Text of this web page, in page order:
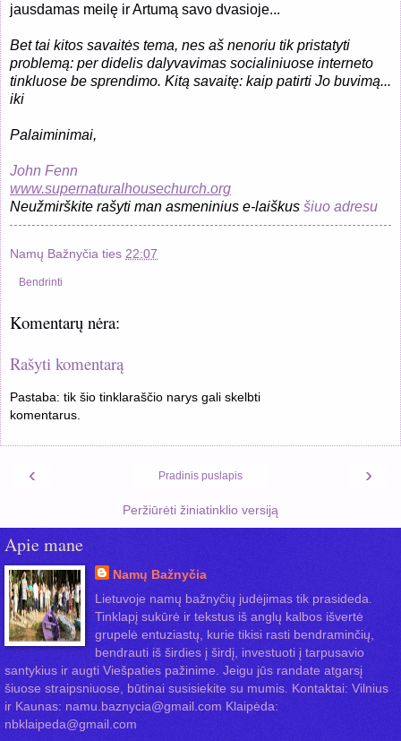
jausdamas meilę ir Artumą savo dvasioje...
Bet tai kitos savaitės tema, nes aš nenoriu tik pristatyti
problemą: per didelis dalyvavimas socialiniuose interneto
tinkluose be sprendimo. Kitą savaitę: kaip patirti Jo buvimą...
iki
Palaiminimai,
John Fenn
www.supernaturalhousechurch.org
Neužmirškite rašyti man asmeninius e-laiškus šiuo adresu
Namų Bažnyčia ties 22:07
Bendrinti
Komentarų nėra:
Rašyti komentarą
Pastaba: tik šio tinklaraščio narys gali skelbti
komentarus.
‹ ›
Pradinis puslapis
Peržiūrėti žiniatinklio versiją
Apie mane
Namų Bažnyčia
Lietuvoje namų bažnyčių judėjimas tik prasideda.
Tinklapį sukūrė ir tekstus iš anglų kalbos išvertė
grupelė entuziastų, kurie tikisi rasti bendraminčių,
bendrauti iš širdies į širdį, investuoti į tarpusavio
santykius ir augti Viešpaties pažinime. Jeigu jūs randate atgarsį
šiuose straipsniuose, būtinai susisiekite su mumis. Kontaktai: Vilnius
ir Kaunas: namu.baznycia@gmail.com Klaipėda:
nbklaipeda@gmail.com